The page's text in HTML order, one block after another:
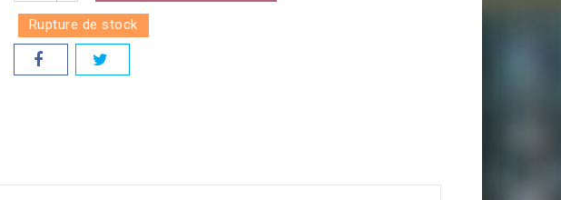
Rupture de stock